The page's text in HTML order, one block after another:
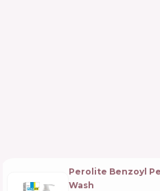
Perolite Benzoyl
Wash